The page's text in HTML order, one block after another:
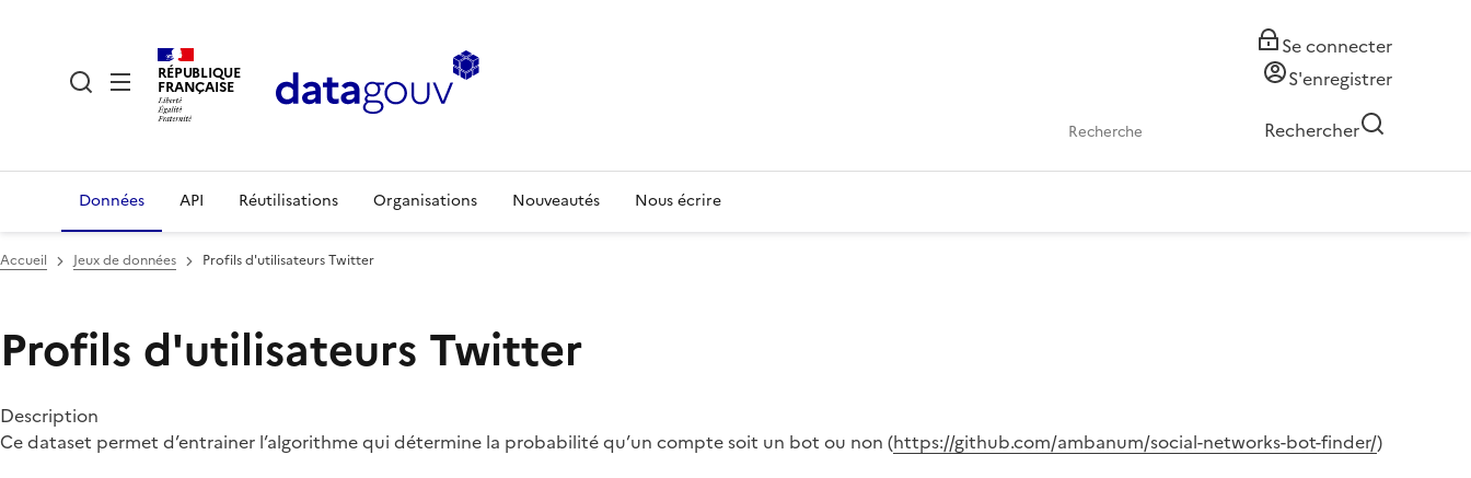
RÉPUBLIQUE
FRANÇAISE
Se connecter
S'enregistrer
Rechercher
Données API Réutilisations Organisations Nouveautés Nous écrire
Accueil Jeux de données Profils d'utilisateurs Twitter
Profils d'utilisateurs Twitter
Description
Ce dataset permet d’entrainer l’algorithme qui détermine la probabilité qu’un compte soit un bot ou non (https://github.com/ambanum/social-networks-bot-finder/)